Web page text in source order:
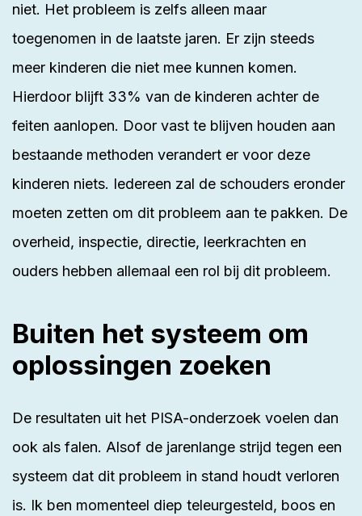
niet. Het probleem is zelfs alleen maar
toegenomen in de laatste jaren. Er zijn steeds
meer kinderen die niet mee kunnen komen.
Hierdoor blijft 33% van de kinderen achter de
feiten aanlopen. Door vast te blijven houden aan
bestaande methoden verandert er voor deze
kinderen niets. Iedereen zal de schouders eronder
moeten zetten om dit probleem aan te pakken. De
overheid, inspectie, directie, leerkrachten en
ouders hebben allemaal een rol bij dit probleem.
Buiten het systeem om
oplossingen zoeken
De resultaten uit het PISA-onderzoek voelen dan
ook als falen. Alsof de jarenlange strijd tegen een
systeem dat dit probleem in stand houdt verloren
is. Ik ben momenteel diep teleurgesteld, boos en